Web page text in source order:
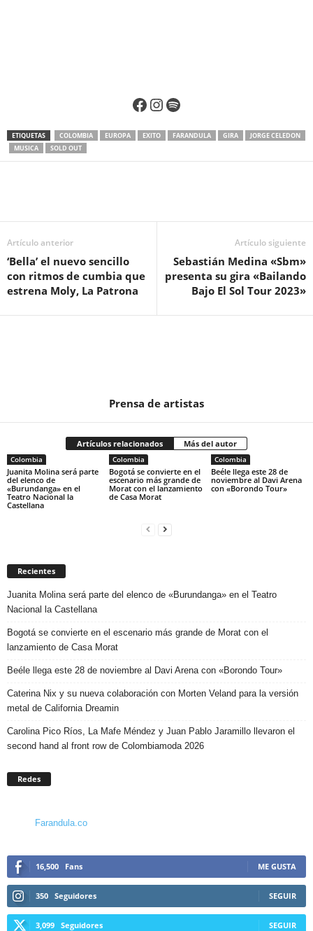
Facebook
Instagram
Spotify
ETIQUETAS COLOMBIA EUROPA EXITO FARANDULA GIRA
JORGE CELEDON
MUSICA
SOLD OUT
Artículo anterior
‘Bella’ el nuevo sencillo
con ritmos de cumbia que
estrena Moly, La Patrona
Artículo siguiente
Sebastián Medina «Sbm»
presenta su gira «Bailando
Bajo El Sol Tour 2023»
Prensa de artistas
Artículos relacionados Más del autor
Colombia
Juanita Molina será parte
del elenco de
«Burundanga» en el
Teatro Nacional la
Castellana
Colombia
Bogotá se convierte en el
escenario más grande de
Morat con el lanzamiento
de Casa Morat
Colombia
Beéle llega este 28 de
noviembre al Davi Arena
con «Borondo Tour»
Recientes
Juanita Molina será parte del elenco de «Burundanga» en el Teatro
Nacional la Castellana
Bogotá se convierte en el escenario más grande de Morat con el
lanzamiento de Casa Morat
Beéle llega este 28 de noviembre al Davi Arena con «Borondo Tour»
Caterina Nix y su nueva colaboración con Morten Veland para la versión
metal de California Dreamin
Carolina Pico Ríos, La Mafe Méndez y Juan Pablo Jaramillo llevaron el
second hand al front row de Colombiamoda 2026
Redes
Farandula.co
16,500 Fans ME GUSTA
350 Seguidores SEGUIR
3,099 Seguidores SEGUIR